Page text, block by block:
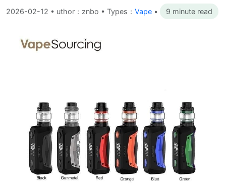
2026-02-12 • uthor：znbo • Types： Vape • 9 minute read